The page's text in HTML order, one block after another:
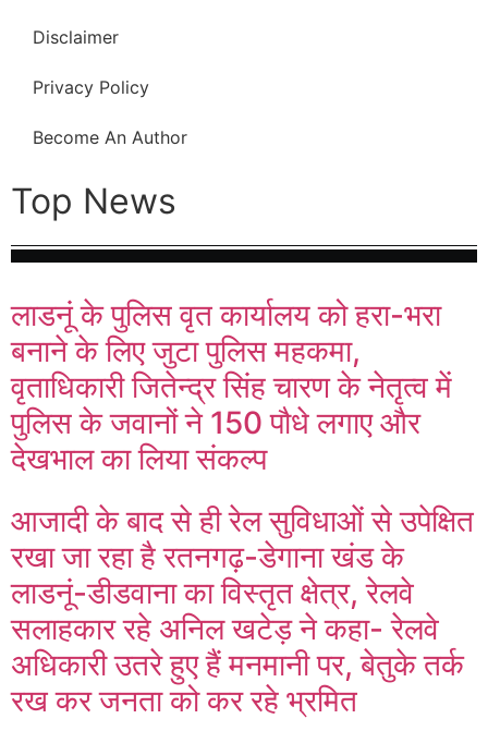
Disclaimer
Privacy Policy
Become An Author
Top News
लाडनूं के पुलिस वृत कार्यालय को हरा-भरा
बनाने के लिए जुटा पुलिस महकमा,
वृताधिकारी जितेन्द्र सिंह चारण के नेतृत्व में
पुलिस के जवानों ने 150 पौधे लगाए और
देखभाल का लिया संकल्प
आजादी के बाद से ही रेल सुविधाओं से उपेक्षित
रखा जा रहा है रतनगढ़-डेगाना खंड के
लाडनूं-डीडवाना का विस्तृत क्षेत्र, रेलवे
सलाहकार रहे अनिल खटेड़ ने कहा- रेलवे
अधिकारी उतरे हुए हैं मनमानी पर, बेतुके तर्क
रख कर जनता को कर रहे भ्रमित